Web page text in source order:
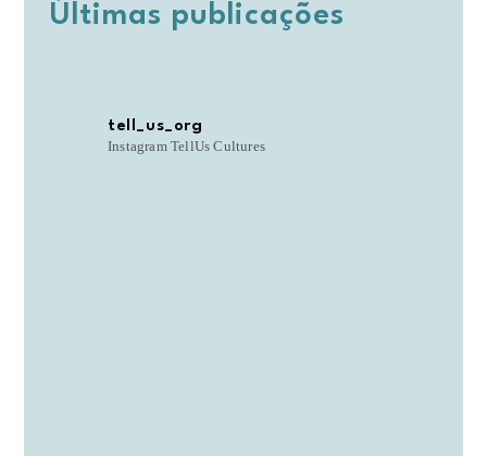
Últimas publicações
tell_us_org
Instagram TellUs Cultures